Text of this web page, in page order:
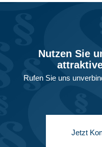
Nutzen Sie
Rufen Sie uns
Jetzt